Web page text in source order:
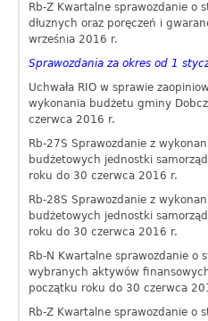
Rb-Z Kwartalne sprawozdanie o
dłuznych oraz poręczeń i
września 2016 r.
Sprawozdania za okres od 1
Uchwała RIO w sprawie
wykonania budżetu gminy
czerwca 2016 r.
Rb-27S Sprawozdanie z
budżetowych jednostki
roku do 30 czerwca 2016 r.
Rb-28S Sprawozdanie z
budżetowych jednostki
roku do 30 czerwca 2016 r.
Rb-N Kwartalne sprawozdanie o
wybranych aktywów
początku roku do 30 czerwca
Rb-Z Kwartalne sprawozdanie o